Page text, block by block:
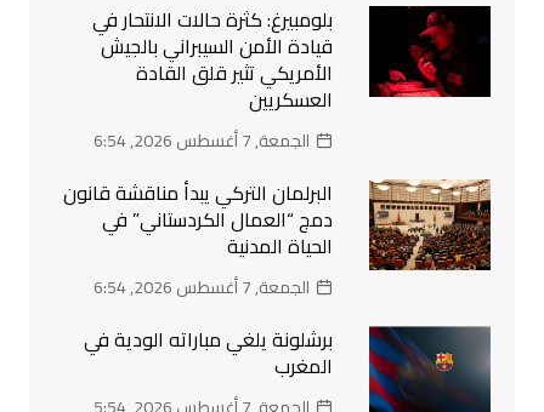
بلومبيرغ: كثرة حالات الانتحار في
قيادة الأمن السيبراني بالجيش
الأمريكي تثير قلق القادة
العسكريين
الجمعة, 7 أغسطس 2026, 6:54
البرلمان التركي يبدأ مناقشة قانون
دمج “العمال الكردستاني” في
الحياة المدنية
الجمعة, 7 أغسطس 2026, 6:54
برشلونة يلغي مباراته الودية في
المغرب